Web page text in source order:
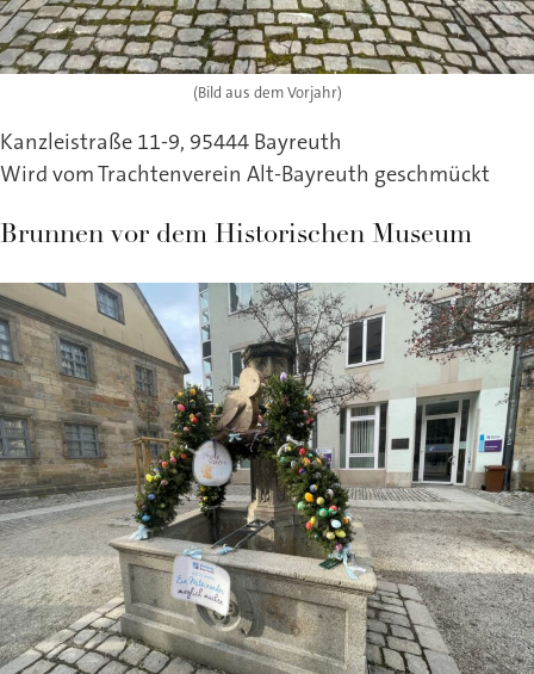
(Bild aus dem Vorjahr)
Kanzleistraße 11-9, 95444 Bayreuth
Wird vom Trachtenverein Alt-Bayreuth geschmückt
Brunnen vor dem Historischen Museum